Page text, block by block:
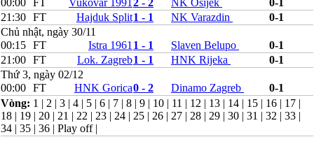
Estonia
Georgia
Hungary
Hy Lạp
Ireland
Israel
Kazakhstan
Kosovo
Latvia
21:30 FT Hajduk Split1 - 1 NK Varazdin
0-1
Chủ nhật, ngày 30/11
00:15 FT Istra 1961 1 - 1 Slaven Belupo
0-1
21:00 FT Lok. Zagreb1 - 1 HNK Rijeka
0-1
Thứ 3, ngày 02/12
00:00 FT HNK Gorica0 - 2 Dinamo Zagreb
0-1
Vòng: 1 | 2 | 3 | 4 | 5 | 6 | 7 | 8 | 9 | 10 | 11 | 12 | 13 | 14 | 15 | 16 | 17 |
18 | 19 | 20 | 21 | 22 | 23 | 24 | 25 | 26 | 27 | 28 | 29 | 30 | 31 | 32 | 33 |
34 | 35 | 36 | Play off|